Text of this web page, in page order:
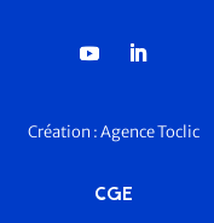
Création :Agence Toclic
CGE